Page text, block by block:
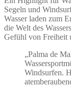
Segeln und
Wasser laden zum
die Welt des
Gefühl von Freiheit
„Palma de
Windsurfen.